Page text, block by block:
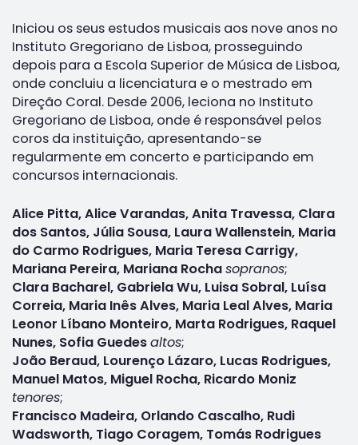
Iniciou os seus estudos musicais aos nove anos no
Instituto Gregoriano de Lisboa, prosseguindo
depois para a Escola Superior de Música de Lisboa,
onde concluiu a licenciatura e o mestrado em
Direção Coral. Desde 2006, leciona no Instituto
Gregoriano de Lisboa, onde é responsável pelos
coros da instituição, apresentando-se
regularmente em concerto e participando em
concursos internacionais.
Alice Pitta, Alice Varandas, Anita Travessa, Clara
dos Santos, Júlia Sousa, Laura Wallenstein, Maria
do Carmo Rodrigues, Maria Teresa Carrigy,
Mariana Pereira, Mariana Rochasopranos;
Clara Bacharel, Gabriela Wu, Luisa Sobral, Luísa
Correia, Maria Inês Alves, Maria Leal Alves, Maria
Leonor Líbano Monteiro, Marta Rodrigues, Raquel
Nunes, Sofia Guedesaltos;
João Beraud, Lourenço Lázaro, Lucas Rodrigues,
Manuel Matos, Miguel Rocha, Ricardo Moniz
tenores;
Francisco Madeira, Orlando Cascalho, Rudi
Wadsworth, Tiago Coragem, Tomás Rodrigues